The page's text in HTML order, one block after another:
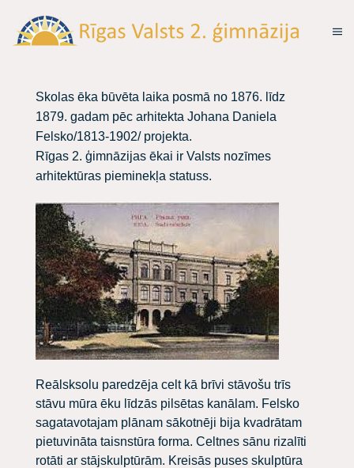
Skolas ēka būvēta laika posmā no 1876. līdz
1879. gadam pēc arhitekta Johana Daniela
Felsko/1813-1902/ projekta.
Rīgas 2. ģimnāzijas ēkai ir Valsts nozīmes
arhitektūras pieminekļa statuss.
Reālsksolu paredzēja celt kā brīvi stāvošu trīs
stāvu mūra ēku līdzās pilsētas kanālam. Felsko
sagatavotajam plānam sākotnēji bija kvadrātam
pietuvināta taisnstūra forma. Celtnes sānu rizalīti
rotāti ar stājskulptūrām. Kreisās puses skulptūra